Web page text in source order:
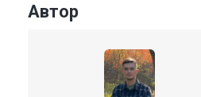
Автор